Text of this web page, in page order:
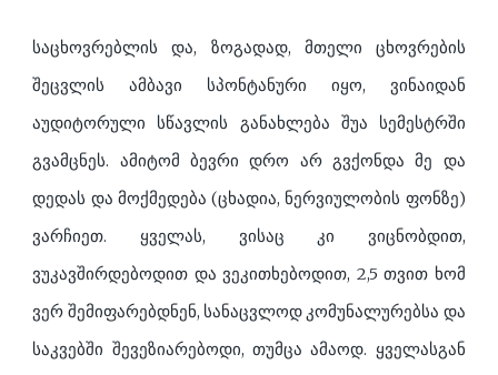
საცხოვრებლის და, ზოგადად, მთელი ცხოვრების
შეცვლის ამბავი სპონტანური იყო, ვინაიდან
აუდიტორული სწავლის განახლება შუა სემესტრში
გვამცნეს. ამიტომ ბევრი დრო არ გვქონდა მე და
დედას და მოქმედება (ცხადია, ნერვიულობის ფონზე)
ვარჩიეთ. ყველას, ვისაც კი ვიცნობდით,
ვუკავშირდებოდით და ვეკითხებოდით, 2,5 თვით ხომ
ვერ შემიფარებდნენ, სანაცვლოდ კომუნალურებსა და
საკვებში შევეზიარებოდი, თუმცა ამაოდ. ყველასგან